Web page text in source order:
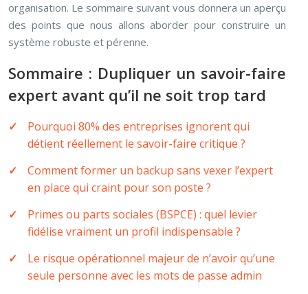
organisation. Le sommaire suivant vous donnera un aperçu
des points que nous allons aborder pour construire un
système robuste et pérenne.
Sommaire : Dupliquer un savoir-faire
expert avant qu’il ne soit trop tard
Pourquoi 80% des entreprises ignorent qui
détient réellement le savoir-faire critique ?
Comment former un backup sans vexer l’expert
en place qui craint pour son poste ?
Primes ou parts sociales (BSPCE) : quel levier
fidélise vraiment un profil indispensable ?
Le risque opérationnel majeur de n’avoir qu’une
seule personne avec les mots de passe admin